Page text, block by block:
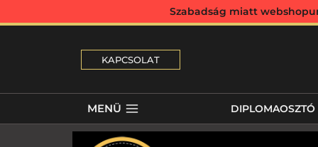
Szabadság miatt
KAPCSOLAT
MENÜ DIPLOMAOSZTÓ